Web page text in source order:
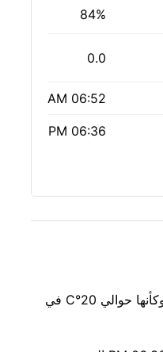
84%
0.0
06:52 AM
06:36 PM
مساء معتدل بدرجة 19°C في Ainaro الآن، مع أمطار متفاوتة قريبة. سماء غائمة جزئياً فوق Ainaro الليلة. توقع أن تشعر وكأنها حوالي 20°C في